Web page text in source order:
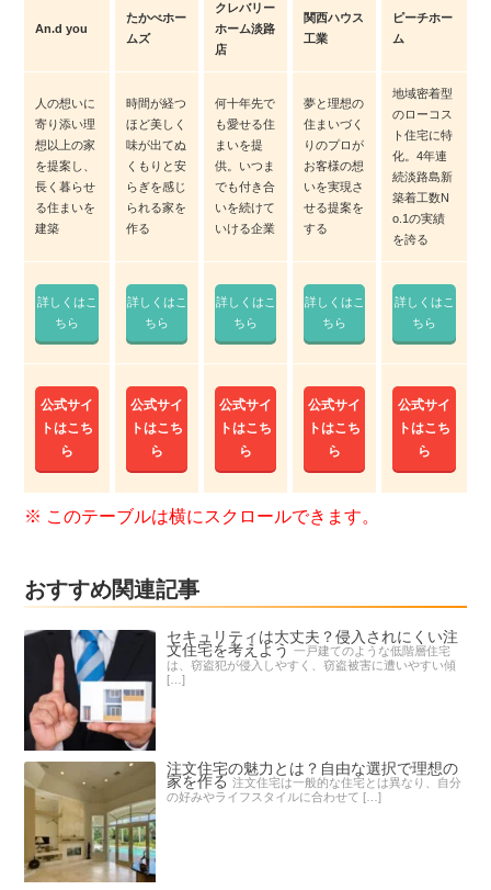
An.d you
たかべホー
ムズ
クレバリー
ホーム淡路
店
関西ハウス
工業
ピーチホー
ム
人の想いに
寄り添い理
想以上の家
を提案し、
長く暮らせ
る住まいを
建築
時間が経つ
ほど美しく
味が出てぬ
くもりと安
らぎを感じ
られる家を
作る
何十年先で
も愛せる住
まいを提
供。いつま
でも付き合
いを続けて
いける企業
夢と理想の
住まいづく
りのプロが
お客様の想
いを実現さ
せる提案を
する
地域密着型
のローコス
ト住宅に特
化。4年連
続淡路島新
築着工数N
o.1の実績
を誇る
詳しくはこ
ちら
詳しくはこ
ちら
詳しくはこ
ちら
詳しくはこ
ちら
詳しくはこ
ちら
公式サイ
トはこち
ら
公式サイ
トはこち
ら
公式サイ
トはこち
ら
公式サイ
トはこち
ら
公式サイ
トはこち
ら
おすすめ関連記事
セキュリティは大丈夫？侵入されにくい注
文住宅を考えよう 一戸建てのような低階層住宅
は、窃盗犯が侵入しやすく、窃盗被害に遭いやすい傾
[…]
注文住宅の魅力とは？自由な選択で理想の
家を作る 注文住宅は一般的な住宅とは異なり、自分
の好みやライフスタイルに合わせて […]